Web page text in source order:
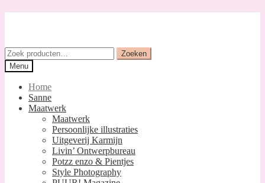
navigatie
inhoud
Zoeken
naar:
Zoeken
Menu
Home
Sanne
Maatwerk
Maatwerk
Persoonlijke illustraties
Uitgeverij Karmijn
Livin’ Ontwerpbureau
Potzz enzo & Pientjes
Style Photography